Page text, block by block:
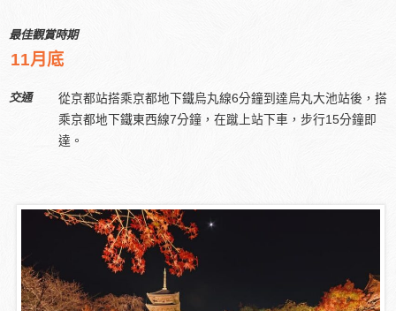
最佳觀賞時期
11月底
交通
從京都站搭乘京都地下鐵烏丸線6分鐘到達烏丸大池站後，搭
乘京都地下鐵東西線7分鐘，在蹴上站下車，步行15分鐘即
達。